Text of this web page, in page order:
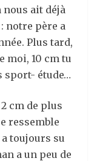
nous ait déjà
notre père a
Plus tard,
moi, 10 cm tu
sport- étude…
cm de plus
ressemble
toujours su
a un peu de